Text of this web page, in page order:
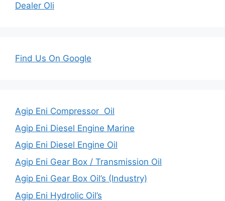
Dealer Oli
Find Us On Google
Agip Eni Compressor Oil
Agip Eni Diesel Engine Marine
Agip Eni Diesel Engine Oil
Agip Eni Gear Box / Transmission Oil
Agip Eni Gear Box Oil’s (Industry)
Agip Eni Hydrolic Oil’s